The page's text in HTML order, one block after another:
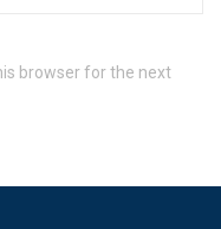
browser for the next